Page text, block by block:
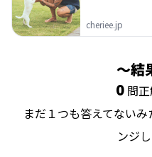
cheriee.jp
結
0 問
まだ１つも答えてない
ンジ